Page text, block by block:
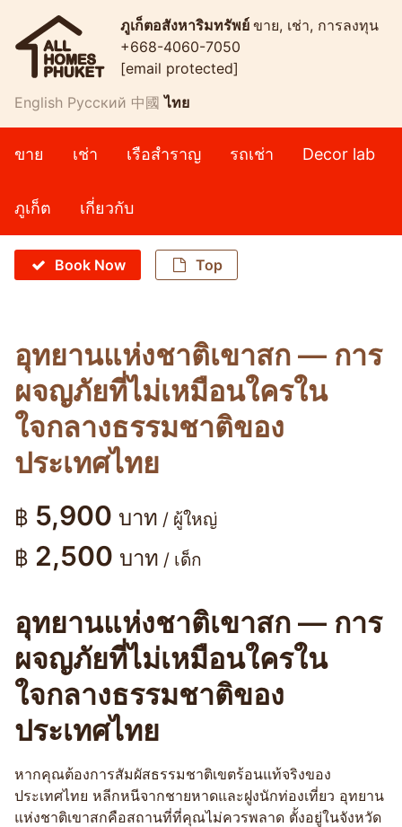
ภูเก็ตอสังหาริมทรัพย์ ขาย, เช่า, การลงทุน
+668-4060-7050
[email protected]
English Русский 中國 ไทย
ขาย เช่า เรือสำราญ รถเช่า Decor lab
ภูเก็ต เกี่ยวกับ
Book Now Top
อุทยานแห่งชาติเขาสก — การ
ผจญภัยที่ไม่เหมือนใครใน
ใจกลางธรรมชาติของ
ประเทศไทย
฿ 5,900 บาท / ผู้ใหญ่
฿ 2,500 บาท / เด็ก
อุทยานแห่งชาติเขาสก — การ
ผจญภัยที่ไม่เหมือนใครใน
ใจกลางธรรมชาติของ
ประเทศไทย
หากคุณต้องการสัมผัสธรรมชาติเขตร้อนแท้จริงของ
ประเทศไทย หลีกหนีจากชายหาดและฝูงนักท่องเที่ยว อุทยาน
แห่งชาติเขาสกคือสถานที่ที่คุณไม่ควรพลาด ตั้งอยู่ในจังหวัด